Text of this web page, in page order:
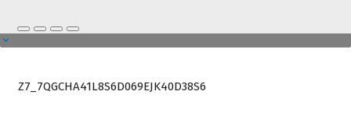
Z7_7QGCHA41L8S6D069EJK40D38S6